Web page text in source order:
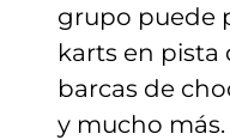
grupo puede
karts en pista
barcas de
y mucho más.